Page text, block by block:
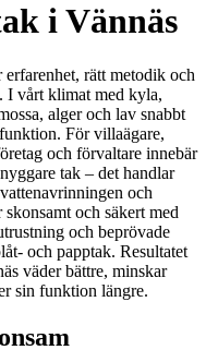
i Vännäs
rätt metodik och
I vårt klimat med kyla,
alger och lav snabbt
För villaägare,
och förvaltare innebär
tak – det handlar
och
och säkert med
och beprövade
och papptak. Resultatet
väder bättre, minskar
sin funktion längre.